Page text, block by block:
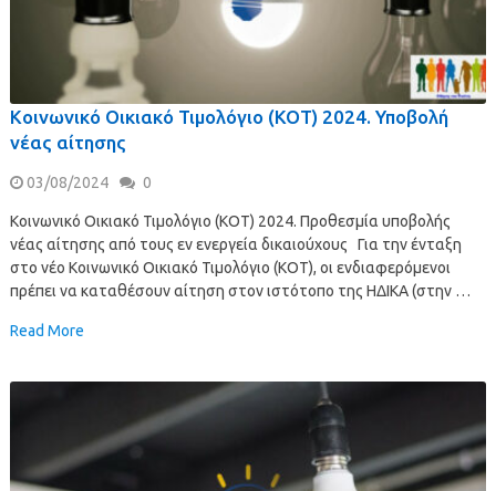
Κοινωνικό Οικιακό Τιμολόγιο (ΚΟΤ) 2024. Υποβολή
νέας αίτησης
03/08/2024 0
Κοινωνικό Οικιακό Τιμολόγιο (ΚΟΤ) 2024. Προθεσμία υποβολής
νέας αίτησης από τους εν ενεργεία δικαιούχους Για την ένταξη
στο νέο Κοινωνικό Οικιακό Τιμολόγιο (ΚΟΤ), οι ενδιαφερόμενοι
πρέπει να καταθέσουν αίτηση στον ιστότοπο της ΗΔΙΚΑ (στην …
Read More